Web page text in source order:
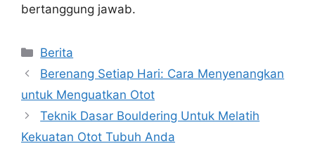
bertanggung jawab.
Kategori
Berita
Berenang Setiap Hari: Cara Menyenangkan
untuk Menguatkan Otot
Teknik Dasar Bouldering Untuk Melatih
Kekuatan Otot Tubuh Anda